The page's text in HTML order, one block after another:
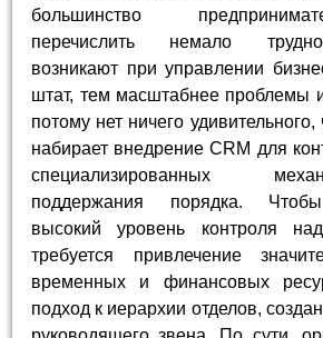
большинство
перечислить немало
возникают при управлении
штат, тем масштабнее проблемы
потому нет ничего удивительного,
набирает внедрение CRM для
специализированных
поддержания порядка.
высокий уровень контроля
требуется привлечение
временных и финансовых
подход к иерархии отделов,